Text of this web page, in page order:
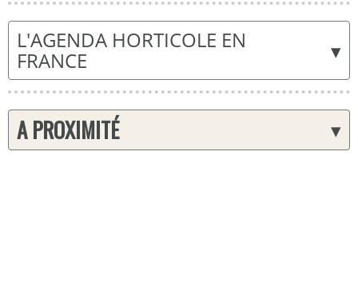
▾
L'AGENDA HORTICOLE EN
FRANCE
▾
A PROXIMITÉ